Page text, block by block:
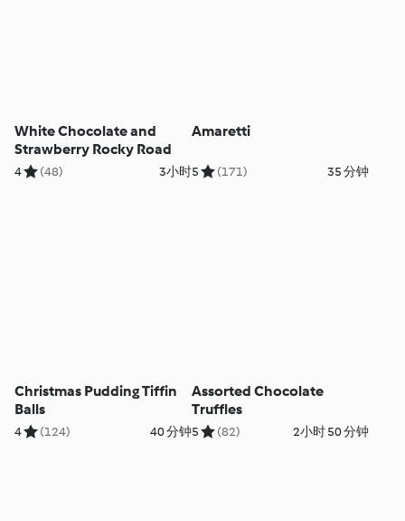
White Chocolate and
Strawberry Rocky Road
4 (48) 3小时
Amaretti
5 (171) 35 分钟
Christmas Pudding Tiffin
Balls
4 (124) 40 分钟
Assorted Chocolate
Truffles
5 (82) 2小时 50 分钟